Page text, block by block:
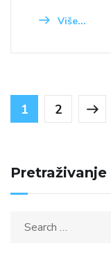
Više...
1 2
Pretraživanje